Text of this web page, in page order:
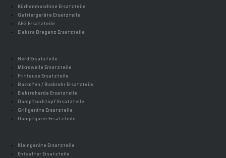
Küchenmaschine Ersatzteile
Gefriergeräte Ersatzteile
AEG Ersatzteile
Elektra Bregenz Ersatzteile
Herd Ersatzteile
Mikrowelle Ersatzteile
Fritteuse Ersatzteile
Backofen / Backrohr Ersatzteile
Elektroherde Ersatzteile
Dampfkochtopf Ersatzteile
Grillgeräte Ersatzteile
Dampfgarer Ersatzteile
Kleingeräte Ersatzteile
Entsafter Ersatzteile